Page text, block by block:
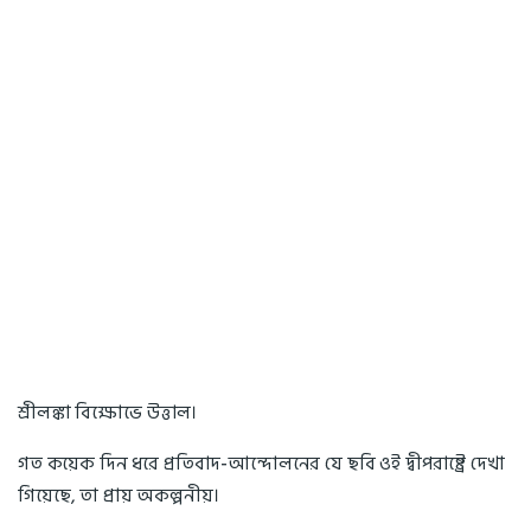
শ্রীলঙ্কা বিক্ষোভে উত্তাল।
গত কয়েক দিন ধরে প্রতিবাদ-আন্দোলনের যে ছবি ওই দ্বীপরাষ্ট্রে দেখা
গিয়েছে, তা প্রায় অকল্পনীয়।